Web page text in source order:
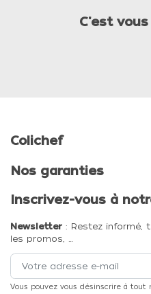
C'est
Colichef
Nos garanties
Inscrivez-vous à
Newsletter : Restez informé,
les promos, …
Vous pouvez vous désinscrire à tout